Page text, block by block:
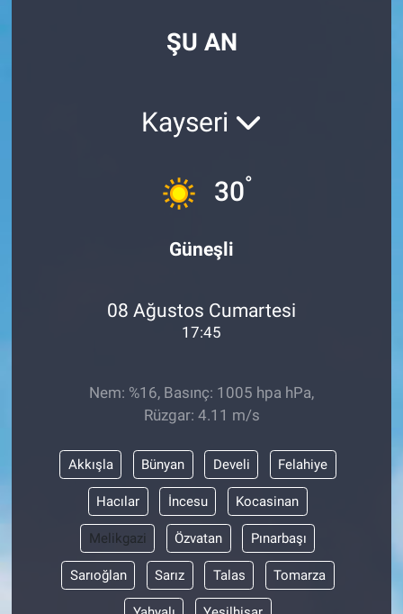
ŞU AN
Kayseri
30°
Güneşli
08 Ağustos Cumartesi
17:45
Nem: %16, Basınç: 1005 hpa hPa,
Rüzgar: 4.11 m/s
Akkışla Bünyan Develi Felahiye
Hacılar İncesu Kocasinan
Melikgazi Özvatan Pınarbaşı
Sarıoğlan Sarız Talas Tomarza